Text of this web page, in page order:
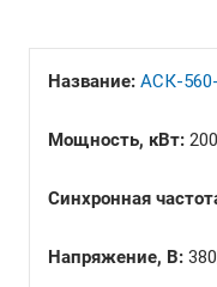
Название: АСК-
Мощность, кВт: 200
Синхронная
Напряжение, В: